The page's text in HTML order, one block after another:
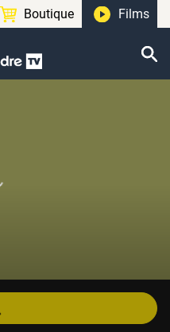
Boutique Films